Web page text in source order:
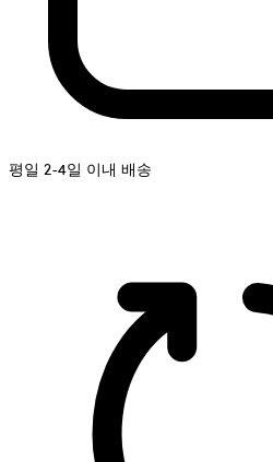
평일 2-4일 이내 배송